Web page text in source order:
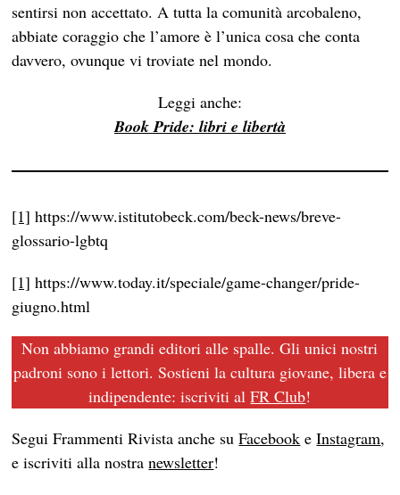
sentirsi non accettato. A tutta la comunità arcobaleno,
abbiate coraggio che l’amore è l’unica cosa che conta
davvero, ovunque vi troviate nel mondo.
Leggi anche:
Book Pride: libri e libertà
[1] https://www.istitutobeck.com/beck-news/breve-
glossario-lgbtq
[1] https://www.today.it/speciale/game-changer/pride-
giugno.html
Non abbiamo grandi editori alle spalle. Gli unici nostri
padroni sono i lettori. Sostieni la cultura giovane, libera e
indipendente: iscriviti alFR Club!
Segui Frammenti Rivista anche suFacebook eInstagram,
e iscriviti alla nostranewsletter!